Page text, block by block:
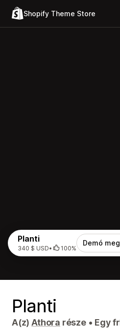
Shopify Theme Store
Planti
340 $ USD• 100%
Demó
Planti
A(z)Athora része • Egy